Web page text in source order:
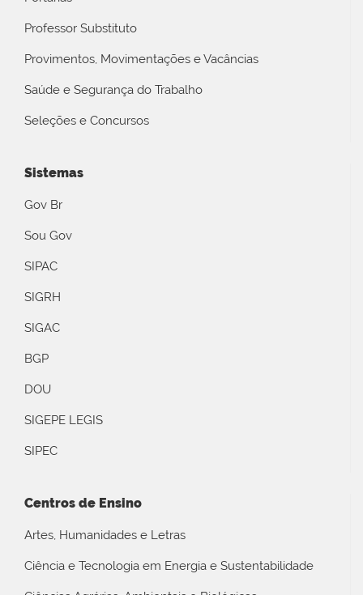
Professor Substituto
Provimentos, Movimentações e Vacâncias
Saúde e Segurança do Trabalho
Seleções e Concursos
Sistemas
Gov Br
Sou Gov
SIPAC
SIGRH
SIGAC
BGP
DOU
SIGEPE LEGIS
SIPEC
Centros de Ensino
Artes, Humanidades e Letras
Ciência e Tecnologia em Energia e Sustentabilidade